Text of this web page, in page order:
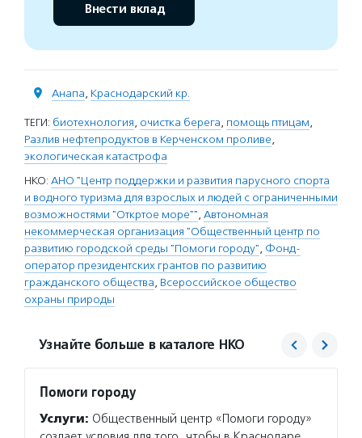
Внести вклад
Анапа, Краснодарский кр.
ТЕГИ: биотехнология, очистка берега, помощь птицам,
Разлив нефтепродуктов в Керченском проливе,
экологическая катастрофа
НКО: АНО "Центр поддержки и развития парусного спорта
и водного туризма для взрослых и людей с ограниченными
возможностями "Откртое море"", Автономная
некоммерческая организация "Общественный центр по
развитию городской среды "Помоги городу", Фонд-
оператор президентских грантов по развитию
гражданского общества, Всероссийское общество
охраны природы
Узнайте больше в каталоге НКО
Помоги городу
Услуги: Общественный центр «Помоги городу»